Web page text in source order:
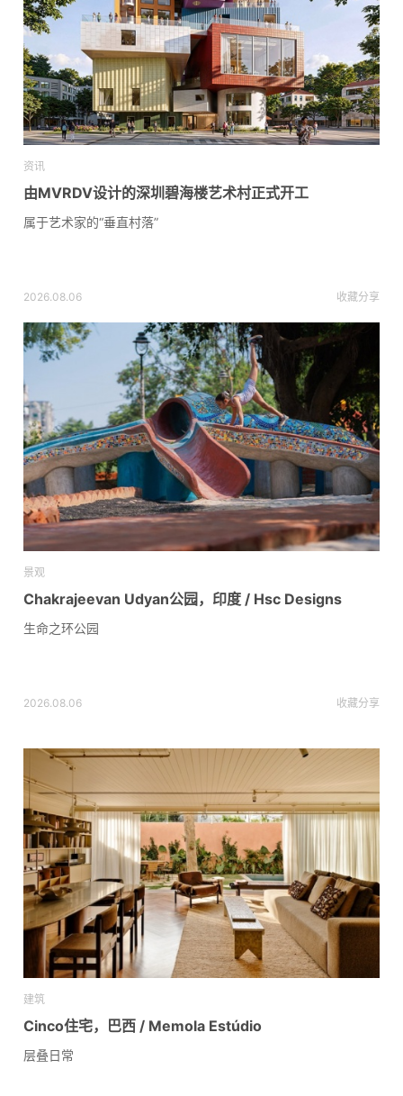
资讯
由MVRDV设计的深圳碧海楼艺术村正式开工
属于艺术家的“垂直村落”
2026.08.06 收藏分享
景观
Chakrajeevan Udyan公园，印度 / Hsc Designs
生命之环公园
2026.08.06 收藏分享
建筑
Cinco住宅，巴西 / Memola Estúdio
层叠日常